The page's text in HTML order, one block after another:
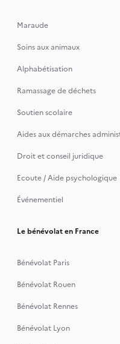
Maraude
Soins aux animaux
Alphabétisation
Ramassage de déchets
Soutien scolaire
Aides aux démarches
Droit et conseil juridique
Ecoute / Aide psychologique
Événementiel
Le bénévolat en France
Bénévolat Paris
Bénévolat Rouen
Bénévolat Rennes
Bénévolat Lyon